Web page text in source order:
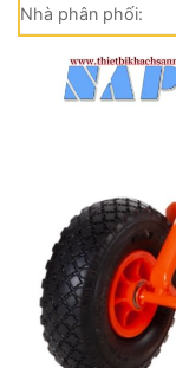
Nhà phân phối: